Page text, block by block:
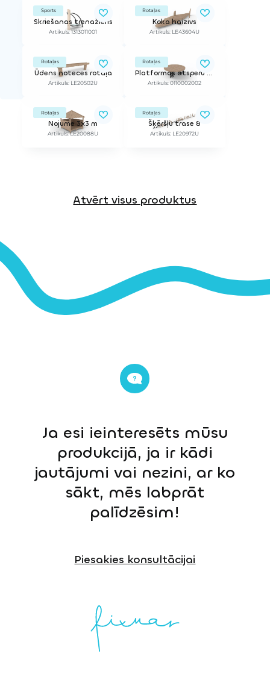
Sports
Skriešanas trenažieris
Artikuls: 1313011001
Rotaļas
Koka haizivs
Artikuls: LE43604U
Rotaļas
Ūdens noteces rotaļa
Artikuls: LE20502U
Rotaļas
Platformas atsperu balansieris
Artikuls: 0110002002
Rotaļas
Nojume 3x3 m
Artikuls: LE20088U
Rotaļas
Šķēršļu trase 8
Artikuls: LE20972U
Atvērt visus produktus
Ja esi ieinteresēts mūsu
produkcijā, ja ir kādi
jautājumi vai nezini, ar ko
sākt, mēs labprāt
palīdzēsim!
Piesakies konsultācijai